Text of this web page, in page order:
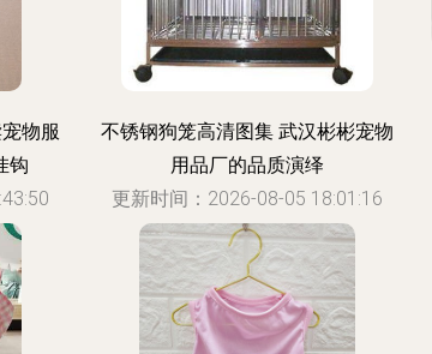
物服
钩
不锈钢狗笼高清图集 武汉彬彬宠物
用品厂的品质演绎
更新时间：2026-08-05 18:01:16